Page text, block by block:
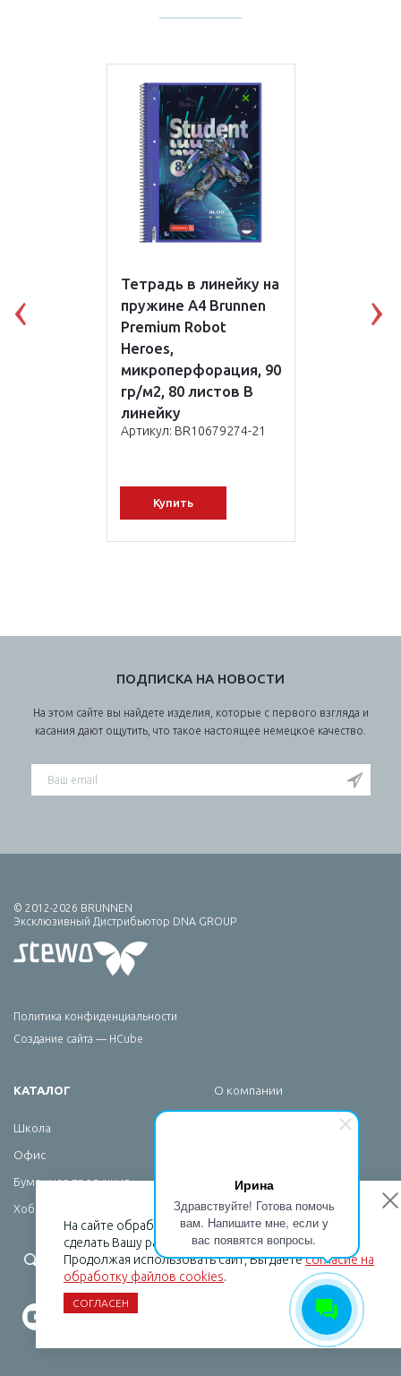
Ирина
Здравствуйте! Готова помочь
вам. Напишите мне, если у
вас появятся вопросы.
Тетрадь в линейку на
пружине А4 Brunnen
Premium Robot
Heroes,
микроперфорация, 90
гр/м2, 80 листов В
линейку
Артикул: BR10679274-21
Купить
ПОДПИСКА НА НОВОСТИ
На этом сайте вы найдете изделия, которые с первого взгляда и
касания дают ощутить, что такое настоящее немецкое качество.
© 2012-2026 BRUNNEN
Эксклюзивный Дистрибьютор DNA GROUP
Политика конфиденциальности
Создание сайта — HCube
КАТАЛОГ
Школа
Офис
Бумажная продукция
Хобби
О компании
+7 (495) 232-07-08
На сайте обрабатываются файлы cookies, чтобы
сделать Вашу работу максимально удобной.
Продолжая использовать сайт, Вы даетесогласие на
обработку файлов cookies.
СОГЛАСЕН